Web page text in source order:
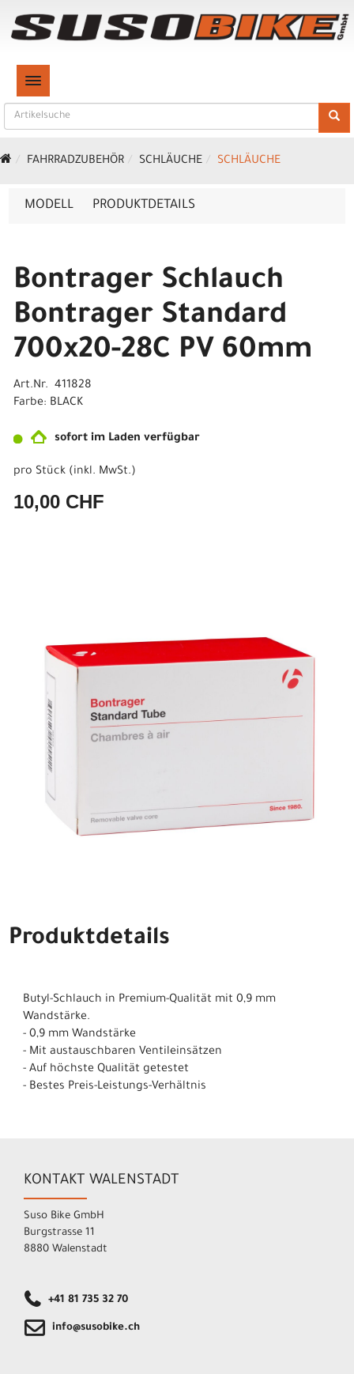
TOGGLE NAVIGATION
FAHRRADZUBEHÖR SCHLÄUCHE SCHLÄUCHE
MODELL PRODUKTDETAILS
Bontrager Schlauch
Bontrager Standard
700x20-28C PV 60mm
Art.Nr. 411828
Farbe: BLACK
sofort im Laden verfügbar
pro Stück (inkl. MwSt.)
10,00 CHF
Produktdetails
Butyl-Schlauch in Premium-Qualität mit 0,9 mm
Wandstärke.
- 0,9 mm Wandstärke
- Mit austauschbaren Ventileinsätzen
- Auf höchste Qualität getestet
- Bestes Preis-Leistungs-Verhältnis
KONTAKT WALENSTADT
Suso Bike GmbH
Burgstrasse 11
8880 Walenstadt
+41 81 735 32 70
info@susobike.ch